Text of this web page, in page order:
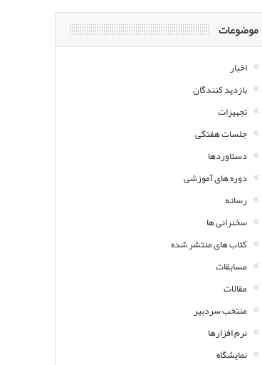
موضوعات
اخبار
بازدید کنندگان
تجهیزات
جلسات هفتگی
دستاوردها
دوره های آموزشی
رسانه
سخنرانی ها
کتاب های منتشر شده
مسابقات
مقالات
منتخب سردبیر
نرم افزارها
نمایشگاه